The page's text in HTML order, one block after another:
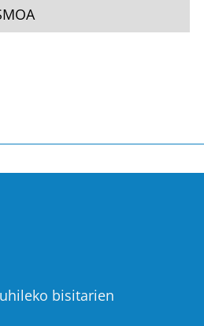
bisitarien